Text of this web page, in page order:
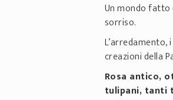
Un mondo fatto
sorriso.
creazioni della
Rosa antico,
tulipani, tanti